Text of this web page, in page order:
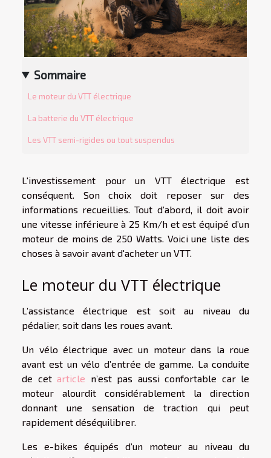
Sommaire
Le moteur du VTT électrique
La batterie du VTT électrique
Les VTT semi-rigides ou tout suspendus
L'investissement pour un VTT électrique est
conséquent. Son choix doit reposer sur des
informations recueillies. Tout d’abord, il doit avoir
une vitesse inférieure à 25 Km/h et est équipé d’un
moteur de moins de 250 Watts. Voici une liste des
choses à savoir avant d'acheter un VTT.
Le moteur du VTT électrique
L’assistance électrique est soit au niveau du
pédalier, soit dans les roues avant.
Un vélo électrique avec un moteur dans la roue
avant est un vélo d’entrée de gamme. La conduite
de cet article n’est pas aussi confortable car le
moteur alourdit considérablement la direction
donnant une sensation de traction qui peut
rapidement déséquilibrer.
Les e-bikes équipés d’un moteur au niveau du